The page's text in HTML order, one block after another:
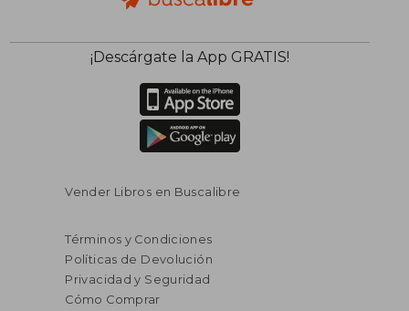
¡Descárgate la App GRATIS!
Vender Libros en Buscalibre
Términos y Condiciones
Políticas de Devolución
Privacidad y Seguridad
Cómo Comprar